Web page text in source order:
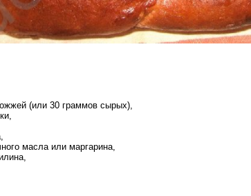
(или 30 граммов сырых),
масла или маргарина,